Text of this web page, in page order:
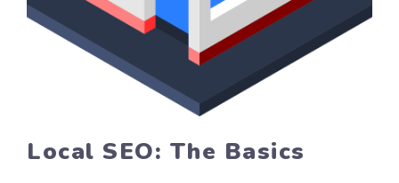
Local SEO: The Basics